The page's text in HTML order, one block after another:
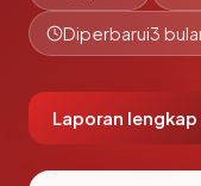
Diperbarui3
Laporan lengkap